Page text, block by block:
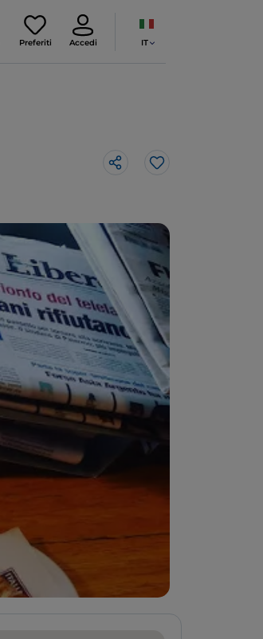
Preferiti Accedi IT
Like